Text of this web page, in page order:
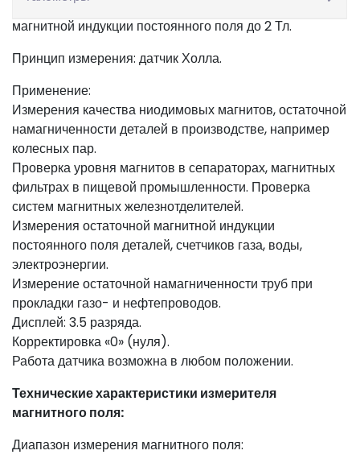
Тесламетр МТП-200 предназначен для измерения
магнитной индукции постоянного поля до 2 Тл.
Принцип измерения: датчик Холла.
Применение:
Измерения качества ниодимовых магнитов, остаточной
намагниченности деталей в производстве, например
колесных пар.
Проверка уровня магнитов в сепараторах, магнитных
фильтрах в пищевой промышленности. Проверка
систем магнитных железнотделителей.
Измерения остаточной магнитной индукции
постоянного поля деталей, счетчиков газа, воды,
электроэнергии.
Измерение остаточной намагниченности труб при
прокладки газо- и нефтепроводов.
Дисплей: 3.5 разряда.
Корректировка «0» (нуля).
Работа датчика возможна в любом положении.
Технические характеристики измерителя
магнитного поля:
Диапазон измерения магнитного поля: